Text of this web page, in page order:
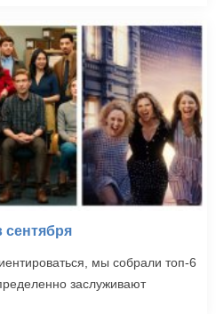
сентября
мы собрали топ-6
заслуживают